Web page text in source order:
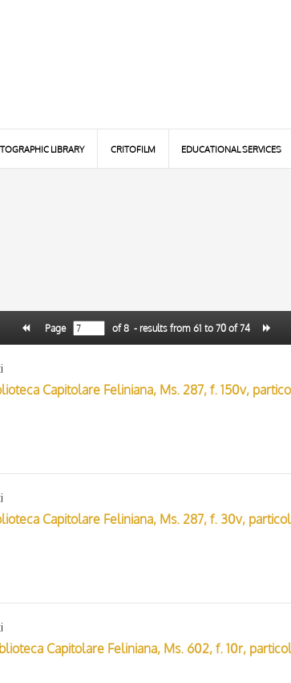
LIBRARY CRITOFILM EDUCATIONAL SERVICES
Page of8 - results from 61 to 70of74